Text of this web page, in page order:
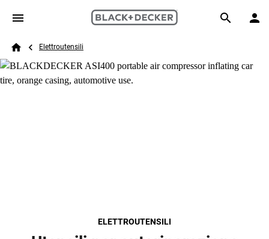
Skip to main content
Search
Breadcrumb
Elettroutensili
ELETTROUTENSILI